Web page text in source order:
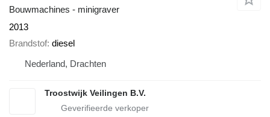
Bouwmachines - minigraver
2013
Brandstof diesel
Nederland, Drachten
Troostwijk Veilingen B.V.